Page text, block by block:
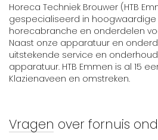
Horeca Techniek Brouwer (HTB
gespecialiseerd in
horecabranche en onderdelen
Naast onze apparatuur en
uitstekende service en
apparatuur. HTB Emmen is al 15
Klazienaveen en omstreken.
Vragen over fornuis